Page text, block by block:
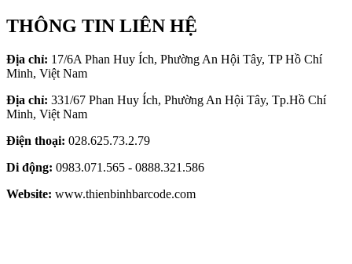
THÔNG TIN LIÊN HỆ
Địa chỉ: 17/6A Phan Huy Ích, Phường An Hội Tây, TP Hồ Chí
Minh, Việt Nam
Địa chỉ: 331/67 Phan Huy Ích, Phường An Hội Tây, Tp.Hồ Chí
Minh, Việt Nam
Điện thoại: 028.625.73.2.79
Di động: 0983.071.565 - 0888.321.586
Website: www.thienbinhbarcode.com